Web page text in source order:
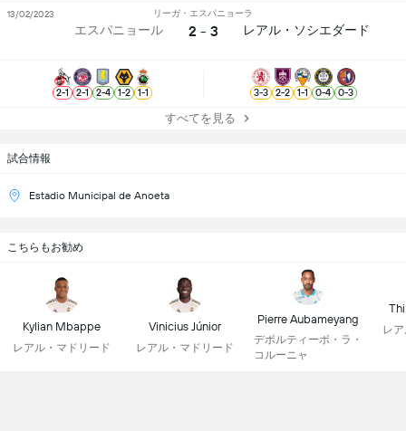
試合情報
Estadio Municipal de Anoeta
エスパニョール
リーガ・エスパニョーラ
2 - 3 レアル・ソシエダード
13/02/2023
2-1 2-1 2-4 1-2 1-1 3-3 2-2 1-1 0-4 0-3
すべてを見る
こちらもお勧め
Kylian Mbappe
レアル・マドリード
Vinicius Júnior
レアル・マドリード
Pierre Aubameyang
デポルティーボ・ラ・
コルーニャ
レ